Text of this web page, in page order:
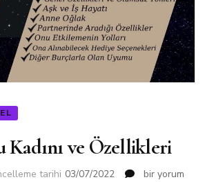
Kadını ve Özellikleri
tarihi 03/07/2022
Oğlak
bir yorum